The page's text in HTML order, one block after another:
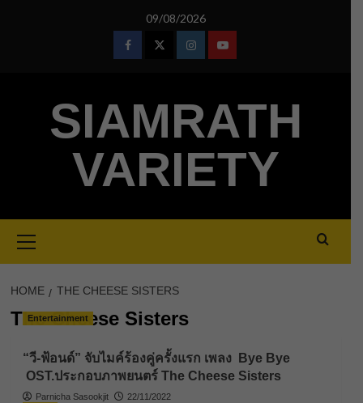
09/08/2026
FacebookTwitterInstagramYoutube
SIAMRATH
VARIETY
Menu
HOME THE CHEESE SISTERS
The Cheese Sisters
Entertainment
“วี-ฟ้อนด์” จับไมค์ร้องคู่ครั้งแรก เพลง Bye Bye
OST.ประกอบภาพยนตร์ The Cheese Sisters
Parnicha Sasookjit
22/11/2022